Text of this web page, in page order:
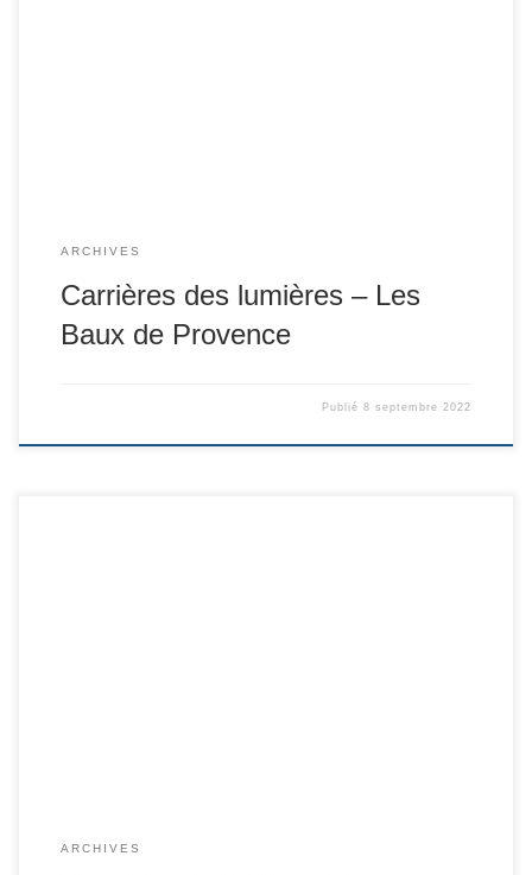
ARCHIVES
Carrières des lumières – Les
Baux de Provence
Publié8 septembre 2022
ARCHIVES